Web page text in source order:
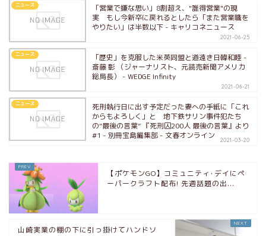
ニュース
「営業で嫌な思い」8割超え、"誰得営業"の現
実 もし今新卒に戻れるとしたら「また営業職を
やりたい」は半数以下 - キャリコネニュース
2021-06-25
ニュース
「歴史」を克服した米英同盟と道遠き日韓和睦 -
斎藤 彰 （ジャーナリスト、元読売新聞アメリカ
総局長） - WEDGE Infinity
2021-06-21
ニュース
死刑執行日に出す予定だった妻への手紙に「これ
からもよろしく」と 地下鉄サリン事件犯たち
の“最後の言葉” 『死刑囚200人 最後の言葉』より
#1 - 別冊宝島編集部 - 文春オンライン
2021-03-20
【ポケモンGO】コミュニティ･デイにペ
ーパークラフト配布! 先週話題の出...
山崎実業の棚の下に引っ掛けてハンドソ